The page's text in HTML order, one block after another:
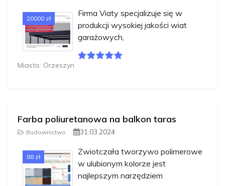
20000 zł
Firma Viaty specjalizuje się w
produkcji wysokiej jakości wiat
garażowych,
Miasto: Orzeszyn
Farba poliuretanowa na balkon taras
Budownictwo 31.03.2024
88 zł
Zwiotczała tworzywo polimerowe
w ulubionym kolorze jest
najlepszym narzędziem